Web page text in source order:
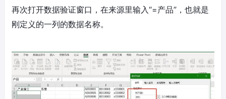
再次打开数据验证窗口，在来源里输入“=产品”，也就是
刚定义的一列的数据名称。